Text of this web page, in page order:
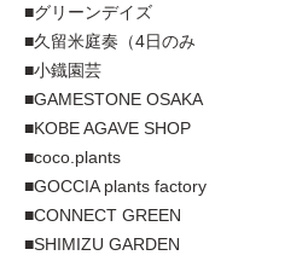
■グリーンデイズ
■久留米庭奏（4日のみ
■小鐡園芸
■GAMESTONE OSAKA
■KOBE AGAVE SHOP
■coco.plants
■GOCCIA plants factory
■CONNECT GREEN
■SHIMIZU GARDEN